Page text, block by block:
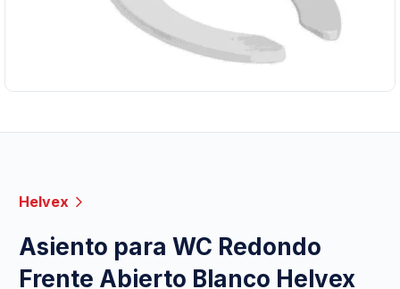
Helvex
Asiento para WC Redondo
Frente Abierto Blanco Helvex